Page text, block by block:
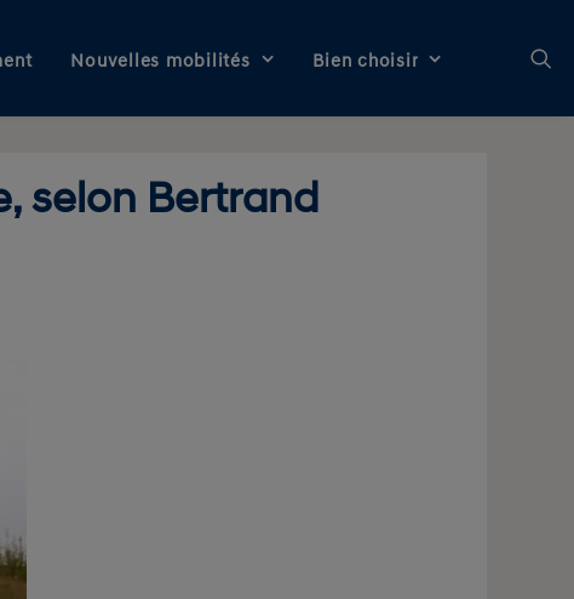
Nouvelles mobilités Bien choisir
selon Bertrand